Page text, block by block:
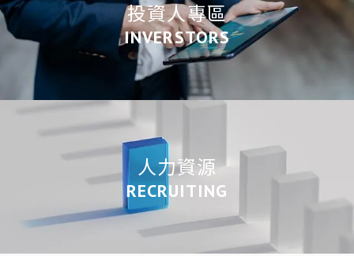
投資人專區
INVERSTORS
人力資源
RECRUITING